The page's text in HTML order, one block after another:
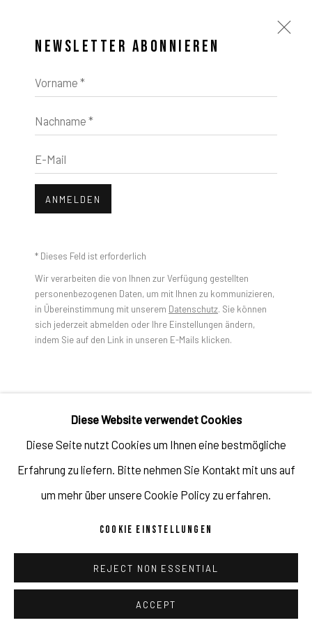
KUNSTWERKE
KUNSTWERKE
COPYRIGHT 2026 ©PULPO GALLERY SEITE VON ARTLOGIC
Diese Website verwendet Cookies
Diese Seite nutzt Cookies um Ihnen eine bestmögliche
Erfahrung zu liefern. Bitte nehmen Sie Kontakt mit uns auf
um mehr über unsere Cookie Policy zu erfahren.
COOKIE EINSTELLUNGEN
REJECT NON ESSENTIAL
ACCEPT
NEWSLETTER ABONNIEREN
Vorname *
Nachname *
E-Mail
ANMELDEN
* Dieses Feld ist erforderlich
Wir verarbeiten die von Ihnen zur Verfügung gestellten
personenbezogenen Daten, um mit Ihnen zu kommunizieren,
in Übereinstimmung mit unserem Datenschutz. Sie können
sich jederzeit abmelden oder Ihre Einstellungen ändern,
indem Sie auf den Link in unseren E-Mails klicken.
JORGE GALINDO
BRAOJOS,2020
94 1/2 x 78 3/4 x 2 in
240 x 200 x 5 cm
Copyright Jorge Galindo